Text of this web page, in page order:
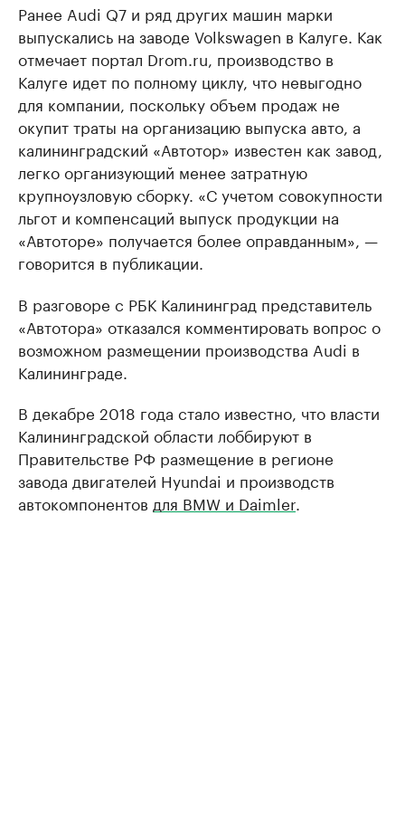
Ранее Audi Q7 и ряд других машин марки
выпускались на заводе Volkswagen в Калуге. Как
отмечает портал Drom.ru, производство в
Калуге идет по полному циклу, что невыгодно
для компании, поскольку объем продаж не
окупит траты на организацию выпуска авто, а
калининградский «Автотор» известен как завод,
легко организующий менее затратную
крупноузловую сборку. «С учетом совокупности
льгот и компенсаций выпуск продукции на
«Автоторе» получается более оправданным», —
говорится в публикации.
В разговоре с РБК Калининград представитель
«Автотора» отказался комментировать вопрос о
возможном размещении производства Audi в
Калининграде.
В декабре 2018 года стало известно, что власти
Калининградской области лоббируют в
Правительстве РФ размещение в регионе
завода двигателей Hyundai и производств
автокомпонентов для BMW и Daimler